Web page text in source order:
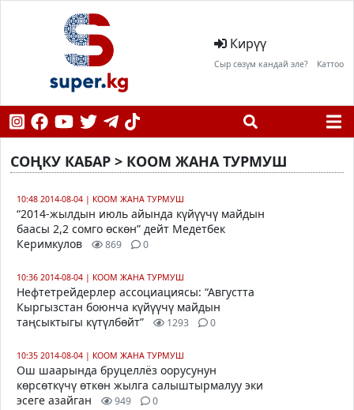
Кирүү
Сыр сөзүм кандай эле? Каттоо
СОҢКУ КАБАР > КООМ ЖАНА ТУРМУШ
10:48 2014-08-04 | КООМ ЖАНА ТУРМУШ
“2014-жылдын июль айында күйүүчү майдын
баасы 2,2 сомго өскөн” дейт Медетбек
Керимкулов
869 0
10:36 2014-08-04 | КООМ ЖАНА ТУРМУШ
Нефтетрейдерлер ассоциациясы: “Августта
Кыргызстан боюнча күйүүчү майдын
таңсыктыгы күтүлбөйт”
1293 0
10:35 2014-08-04 | КООМ ЖАНА ТУРМУШ
Ош шаарында бруцеллёз оорусунун
көрсөткүчү өткөн жылга салыштырмалуу эки
эсеге азайган
949 0